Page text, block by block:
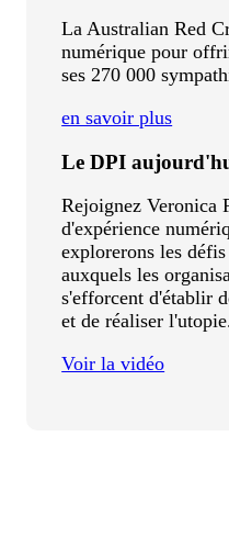
La Australian Red
numérique pour
ses 270 000
en savoir plus
Le DPI
Rejoignez Veronica
d'expérience
explorerons les
auxquels les
s'efforcent d'établir
et de réaliser
Voir la vidéo